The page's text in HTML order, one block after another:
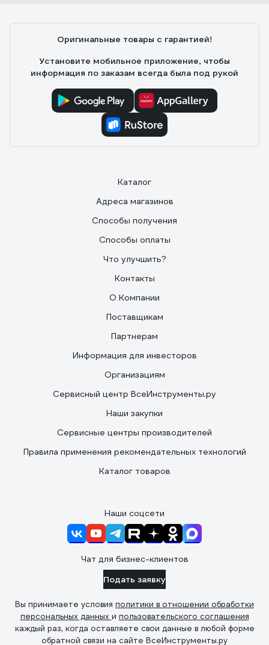
Оригинальные товары с гарантией!
Установите мобильное приложение, чтобы
информация по заказам всегда была под рукой
Каталог
Адреса магазинов
Способы получения
Способы оплаты
Что улучшить?
Контакты
О Компании
Поставщикам
Партнерам
Информация для инвесторов
Организациям
Сервисный центр ВсеИнструменты.ру
Наши закупки
Сервисные центры производителей
Правила применения рекомендательных технологий
Каталог товаров
Наши соцсети
Чат для бизнес-клиентов
Подать заявку
Вы принимаете условия политики в отношении обработки
персональных данных и пользовательского соглашения
каждый раз, когда оставляете свои данные в любой форме
обратной связи на сайте ВсеИнструменты.ру